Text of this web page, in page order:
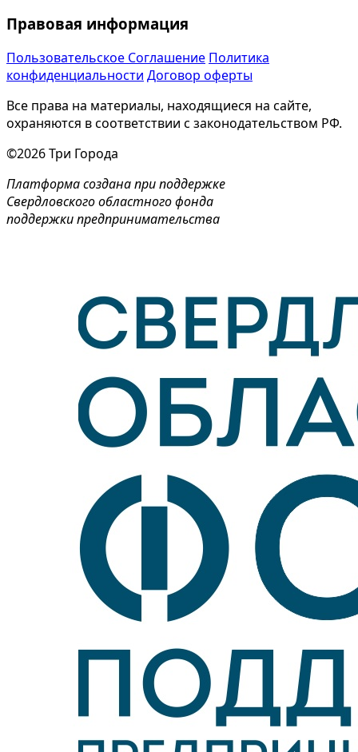
Правовая информация
Пользовательское Соглашение Политика
конфиденциальности Договор оферты
Все права на материалы, находящиеся на сайте,
охраняются в соответствии с законодательством РФ.
©2026 Три Города
Платформа создана при поддержке
Свердловского областного фонда
поддержки предпринимательства